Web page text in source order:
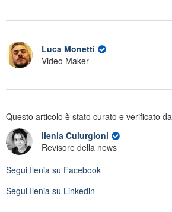
Luca Monetti
Video Maker
Questo articolo è stato curato e verificato da
Ilenia Culurgioni
Revisore della news
Segui Ilenia su Facebook
Segui Ilenia su Linkedin